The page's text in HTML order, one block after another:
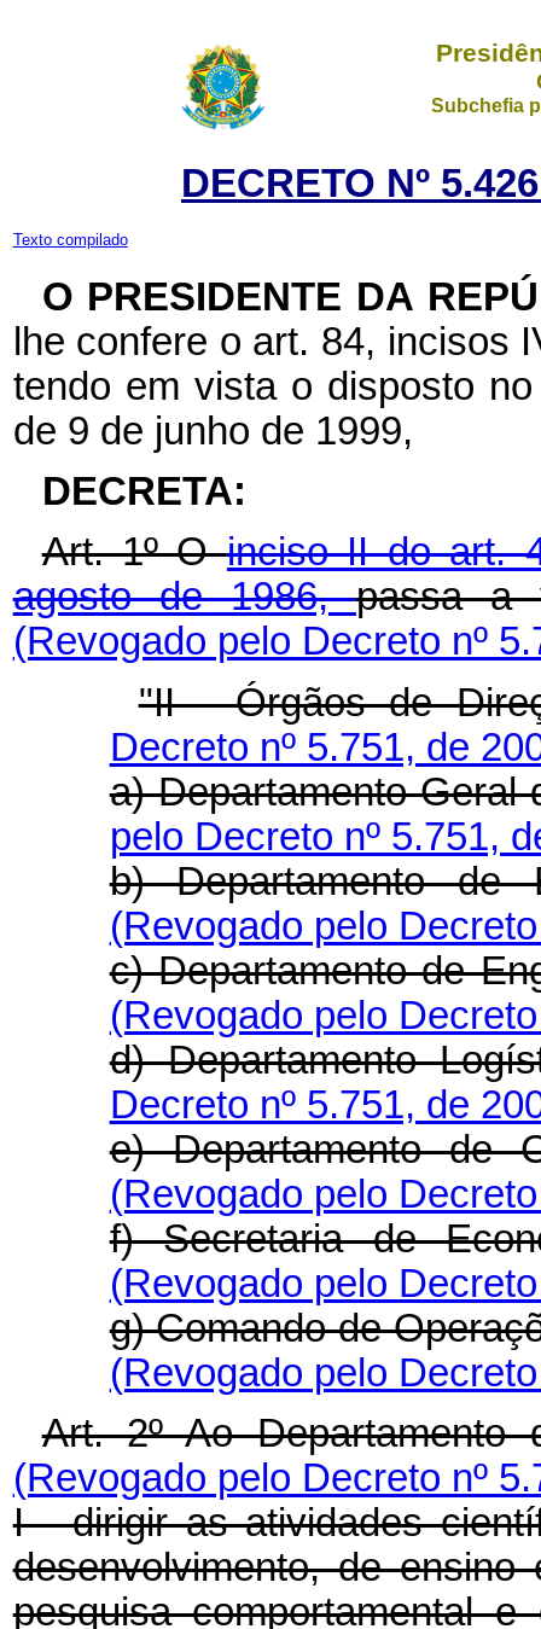
Subchefia
DECRETO Nº
Texto compilado
O PRESIDENTE DA
lhe confere o art. 84, incisos
tendo em vista o disposto
de 9 de junho de 1999,
DECRETA:
Art. 1º Oinciso II do art.
agosto de 1986,passa a
(Revogado pelo Decreto nº
"II - Órgãos de
Decreto nº 5.751, de
a) Departamento-
pelo Decreto nº 5.751,
b) Departamento
(Revogado pelo
c) Departamento de
(Revogado pelo
d) Departamento
Decreto nº 5.751, de
e) Departamento de
(Revogado pelo
f) Secretaria de
(Revogado pelo
g) Comando de
(Revogado pelo
Art. 2º Ao Departamento
(Revogado pelo Decreto nº
I - dirigir as atividades
desenvolvimento, de
pesquisa comportamental